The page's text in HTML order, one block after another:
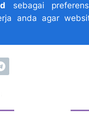
sebagai
anda agar